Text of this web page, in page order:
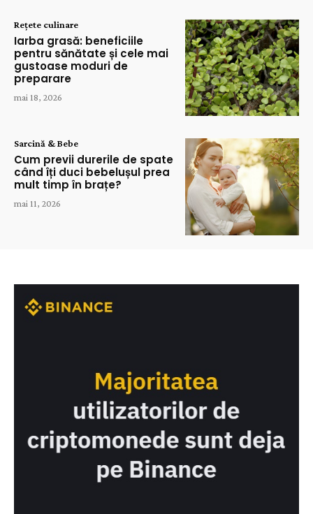
Rețete culinare
Iarba grasă: beneficiile
pentru sănătate și cele mai
gustoase moduri de
preparare
mai 18, 2026
Sarcină & Bebe
Cum previi durerile de spate
când îți duci bebelușul prea
mult timp în brațe?
mai 11, 2026